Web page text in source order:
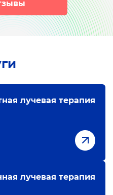
лучевая терапия
лучевая терапия